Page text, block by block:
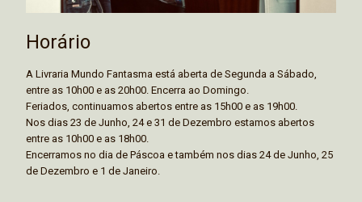
Horário
A Livraria Mundo Fantasma está aberta de Segunda a Sábado,
entre as 10h00 e as 20h00. Encerra ao Domingo.
Feriados, continuamos abertos entre as 15h00 e as 19h00.
Nos dias 23 de Junho, 24 e 31 de Dezembro estamos abertos
entre as 10h00 e as 18h00.
Encerramos no dia de Páscoa e também nos dias 24 de Junho, 25
de Dezembro e 1 de Janeiro.